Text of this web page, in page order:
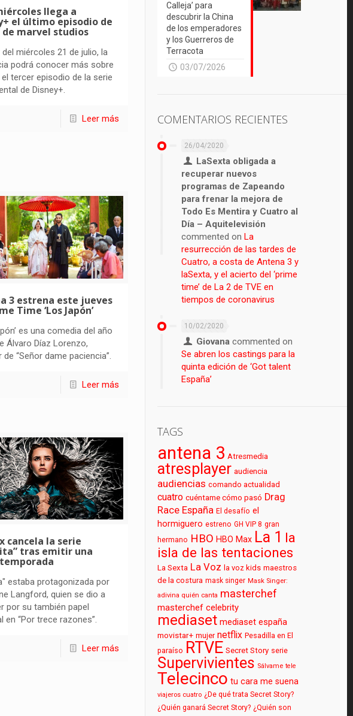
llega a
el último episodio de
de marvel studios
miércoles 21 de julio, la
podrá conocer más sobre
tercer episodio de la serie
de Disney+.
Leer más
3 estrena este jueves
Time ‘Los Japón’
es una comedia del año
Álvaro Díaz Lorenzo,
“Señor dame paciencia”.
Leer más
cancela la serie
tras emitir una
estaba protagonizada por
Langford, quien se dio a
por su también papel
en “Por trece razones”.
Leer más
Calleja’ para
descubrir la China
de los emperadores
y los Guerreros de
Terracota
03/07/2026
COMENTARIOS RECIENTES
26/04/2020
LaSexta obligada a
recuperar nuevos
programas de Zapeando
para frenar la mejora de
Todo Es Mentira y Cuatro al
Día – Aquitelevisión
commented onLa
resurrección de las tardes de
Cuatro, a costa de Antena 3 y
laSexta, y el acierto del ‘prime
time’ de La 2 de TVE en
tiempos de coronavirus
10/02/2020
Giovana commented on
Se abren los castings para la
quinta edición de ‘Got talent
España’
TAGS
antena 3 Atresmedia
atresplayer audiencia
audiencias comando actualidad
cuatro cuéntame cómo pasó Drag
Race España El desafío el
hormiguero estreno GH VIP 8 gran
hermano HBO HBO Max La 1 la
isla de las tentaciones
La Sexta La Voz la voz kids maestros
de la costura mask singer Mask Singer:
adivina quién canta masterchef
masterchef celebrity
mediaset mediaset españa
movistar+ mujer netflix Pesadilla en El
paraíso RTVE Secret Story serie
Supervivientes Sálvame tele
Telecinco tu cara me suena
viajeros cuatro ¿De qué trata Secret Story?
¿Quién ganará Secret Story? ¿Quién son